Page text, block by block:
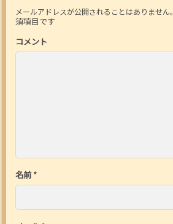
メールアドレスが公開されることはありません。
須項目です
コメント
名前*